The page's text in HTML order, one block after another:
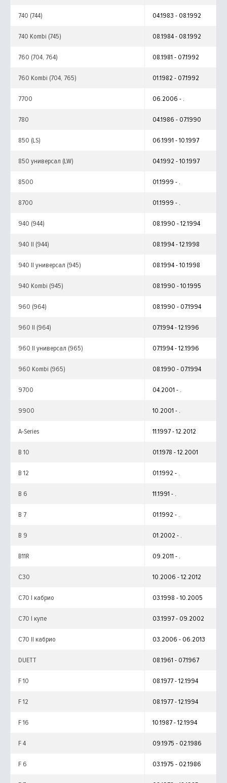
740 (744) 04.1983 - 08.1992
740 Kombi (745) 08.1984 - 08.1992
760 (704, 764) 08.1981 - 07.1992
760 Kombi (704, 765) 01.1982 - 07.1992
7700 06.2006 - .
780 04.1986 - 07.1990
850 (LS) 06.1991 - 10.1997
850 универсал (LW) 04.1992 - 10.1997
8500 01.1999 - .
8700 01.1999 - .
940 (944) 08.1990 - 12.1994
940 II (944) 08.1994 - 12.1998
940 II универсал (945) 08.1994 - 10.1998
940 Kombi (945) 08.1990 - 10.1995
960 (964) 08.1990 - 07.1994
960 II (964) 07.1994 - 12.1996
960 II универсал (965) 07.1994 - 12.1996
960 Kombi (965) 08.1990 - 07.1994
9700 04.2001 - .
9900 10.2001 - .
A-Series 11.1997 - 12.2012
B 10 01.1978 - 12.2001
B 12 01.1992 - .
B 6 11.1991 - .
B 7 01.1992 - .
B 9 01.2002 - .
B11R 09.2011 - .
C30 10.2006 - 12.2012
C70 I кабрио 03.1998 - 10.2005
C70 I купе 03.1997 - 09.2002
C70 II кабрио 03.2006 - 06.2013
DUETT 08.1961 - 07.1967
F 10 08.1977 - 12.1994
F 12 08.1977 - 12.1994
F 16 10.1987 - 12.1994
F 4 09.1975 - 02.1986
F 6 03.1975 - 02.1986